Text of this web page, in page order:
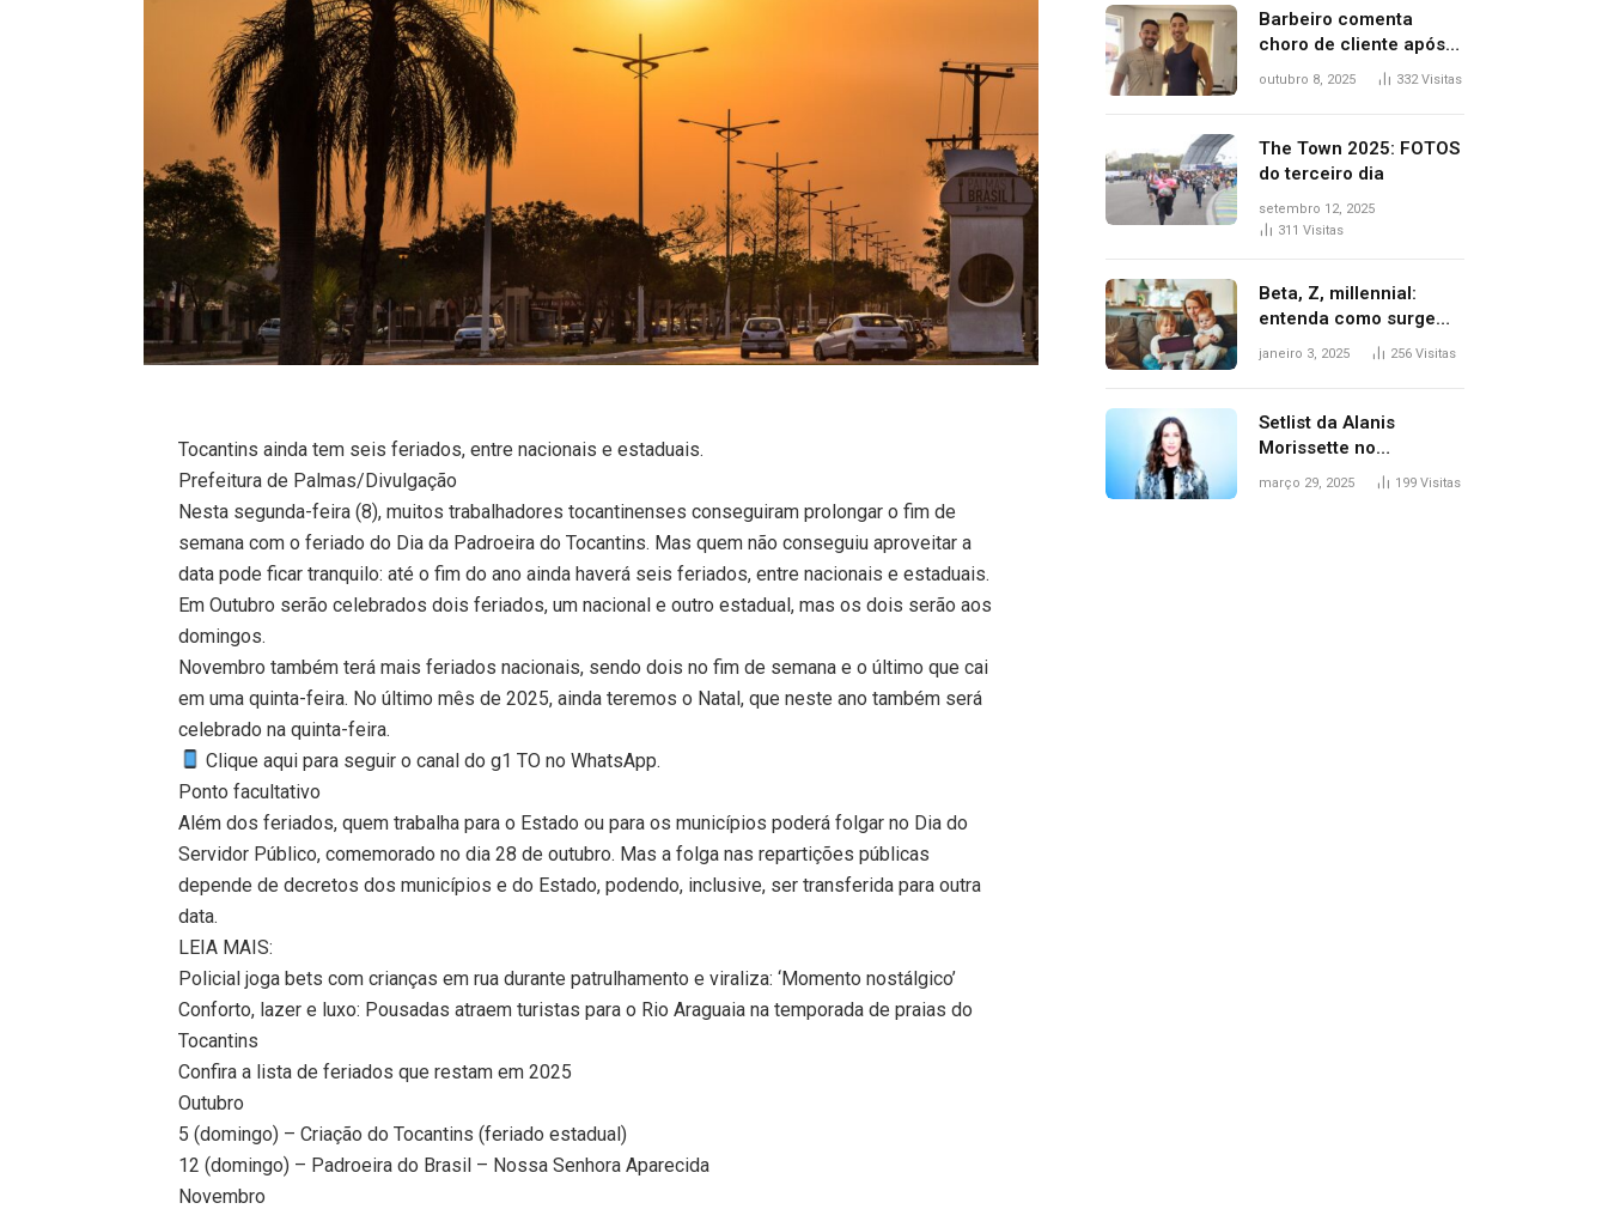
Tocantins ainda tem seis feriados, entre nacionais e estaduais.
Prefeitura de Palmas/Divulgação
Nesta segunda-feira (8), muitos trabalhadores tocantinenses conseguiram prolongar o fim de
semana com o feriado do Dia da Padroeira do Tocantins. Mas quem não conseguiu aproveitar a
data pode ficar tranquilo: até o fim do ano ainda haverá seis feriados, entre nacionais e estaduais.
Em Outubro serão celebrados dois feriados, um nacional e outro estadual, mas os dois serão aos
domingos.
Novembro também terá mais feriados nacionais, sendo dois no fim de semana e o último que cai
em uma quinta-feira. No último mês de 2025, ainda teremos o Natal, que neste ano também será
celebrado na quinta-feira.
Clique aqui para seguir o canal do g1 TO no WhatsApp.
Ponto facultativo
Além dos feriados, quem trabalha para o Estado ou para os municípios poderá folgar no Dia do
Servidor Público, comemorado no dia 28 de outubro. Mas a folga nas repartições públicas
depende de decretos dos municípios e do Estado, podendo, inclusive, ser transferida para outra
data.
LEIA MAIS:
Policial joga bets com crianças em rua durante patrulhamento e viraliza: ‘Momento nostálgico’
Conforto, lazer e luxo: Pousadas atraem turistas para o Rio Araguaia na temporada de praias do
Tocantins
Confira a lista de feriados que restam em 2025
Outubro
5 (domingo) – Criação do Tocantins (feriado estadual)
12 (domingo) – Padroeira do Brasil – Nossa Senhora Aparecida
Novembro
Barbeiro comenta
choro de cliente após
despedida e explica
tantas pessoas’
outubro 8, 2025 332Visitas
The Town 2025: FOTOS
do terceiro dia
setembro 12, 2025
311 Visitas
Beta, Z, millennial:
entenda como surgem
as gerações
janeiro 3, 2025 256 Visitas
Setlist da Alanis
Morissette no
Lollapalooza: veja
março 29, 2025 199 Visitas